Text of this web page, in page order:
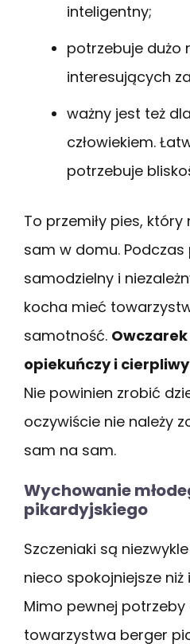
inteligentny;
potrzebuje dużo
interesujących
ważny jest też
człowiekiem.
potrzebuje
To przemiły pies,
sam w domu.
samodzielny i
kocha mieć
samotność.
opiekuńczy i
Nie powinien zrobić
oczywiście nie należy
sam na sam.
Wychowanie
pikardyjskiego
Szczeniaki są
nieco spokojniejsze
Mimo pewnej potrzeby
towarzystwa berger